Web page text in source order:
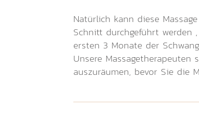
Natürlich kann diese
Schnitt durchgeführt werden
ersten 3 Monate der
Unsere
auszuräumen, bevor Sie die